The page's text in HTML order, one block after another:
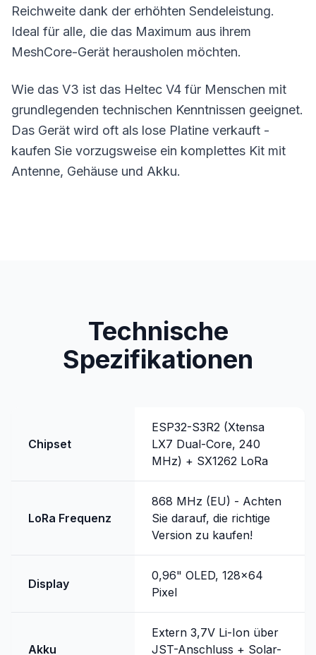
Reichweite dank der erhöhten Sendeleistung.
Ideal für alle, die das Maximum aus ihrem
MeshCore-Gerät herausholen möchten.
Wie das V3 ist das Heltec V4 für Menschen mit
grundlegenden technischen Kenntnissen geeignet.
Das Gerät wird oft als lose Platine verkauft -
kaufen Sie vorzugsweise ein komplettes Kit mit
Antenne, Gehäuse und Akku.
Technische
Spezifikationen
Chipset
ESP32-S3R2 (Xtensa
LX7 Dual-Core, 240
MHz) + SX1262 LoRa
LoRa Frequenz
868 MHz (EU) - Achten
Sie darauf, die richtige
Version zu kaufen!
Display
0,96" OLED, 128x64
Pixel
Akku
Extern 3,7V Li-Ion über
JST-Anschluss + Solar-